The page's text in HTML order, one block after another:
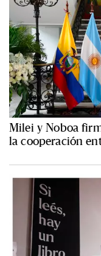
Milei y Noboa
la cooperación